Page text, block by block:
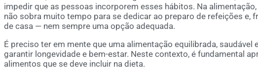
impedir que as pessoas incorporem esses hábitos. Na
não sobra muito tempo para se dedicar ao preparo de refeições e,
de casa — nem sempre uma opção adequada.
É preciso ter em mente que uma alimentação equilibrada, saudável
garantir longevidade e bem-estar. Neste contexto, é fundamental
alimentos que se deve incluir na dieta.